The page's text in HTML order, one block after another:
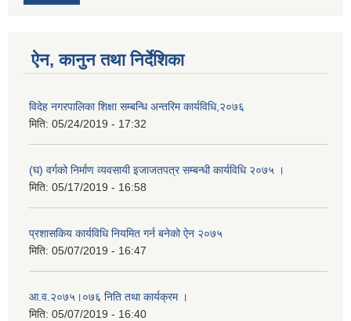
ऐन, कानुन तथा निर्देशिका
विदेह नगरपालिका शिक्षा सम्बन्धि अन्तरिम कार्यविधि,२०७६
मिति: 05/24/2019 - 17:32
(घ) वर्गको निर्माण व्यवसायी इजाजतपत्र सम्बन्धी कार्यविधि २०७५ ।
मिति: 05/17/2019 - 16:58
प्रशासकिय कार्यविधि नियमित गर्न बनेको ऐन २०७५
मिति: 05/07/2019 - 16:47
आ.व.२०७५।०७६ निति तथा कार्यक्रम ।
मिति: 05/07/2019 - 16:40